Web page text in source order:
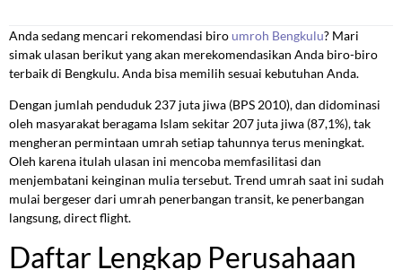
Anda sedang mencari rekomendasi biro umroh Bengkulu? Mari
simak ulasan berikut yang akan merekomendasikan Anda biro-biro
terbaik di Bengkulu. Anda bisa memilih sesuai kebutuhan Anda.
Dengan jumlah penduduk 237 juta jiwa (BPS 2010), dan didominasi
oleh masyarakat beragama Islam sekitar 207 juta jiwa (87,1%), tak
mengheran permintaan umrah setiap tahunnya terus meningkat.
Oleh karena itulah ulasan ini mencoba memfasilitasi dan
menjembatani keinginan mulia tersebut. Trend umrah saat ini sudah
mulai bergeser dari umrah penerbangan transit, ke penerbangan
langsung, direct flight.
Daftar Lengkap Perusahaan